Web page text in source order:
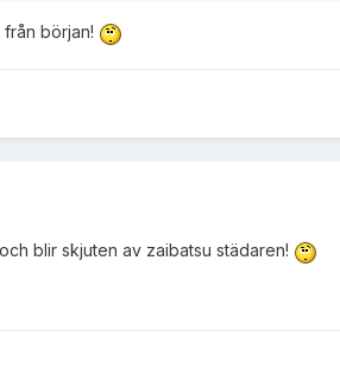
början!
blir skjuten av zaibatsu städaren!